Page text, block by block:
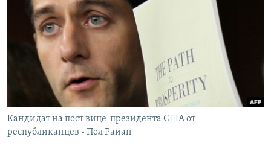
РАСПИСАНИЕ ВЕЩАНИЯ
ПОДПИШИТЕСЬ НА РАССЫЛКУ
СОЦИАЛЬНЫЕ СЕТИ
Кандидат на пост вице-президента США от
республиканцев - Пол Райан